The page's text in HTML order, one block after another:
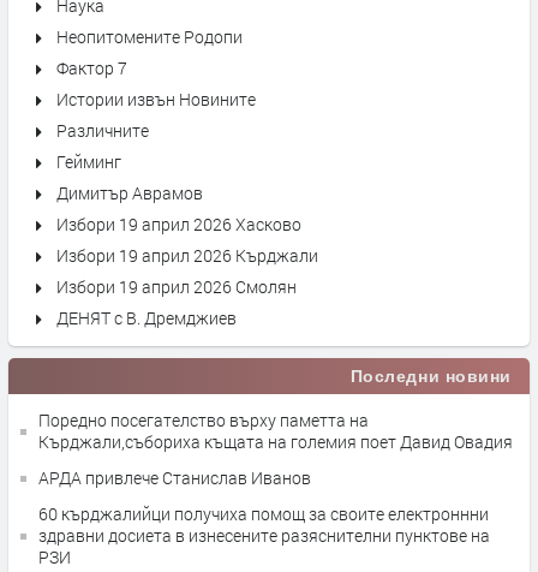
Наука
Неопитомените Родопи
Фактор 7
Истории извън Новините
Различните
Гейминг
Димитър Аврамов
Избори 19 април 2026 Хасково
Избори 19 април 2026 Кърджали
Избори 19 април 2026 Смолян
ДЕНЯТ с В. Дремджиев
Последни новини
Поредно посегателство върху паметта на
Кърджали,събориха къщата на големия поет Давид Овадия
АРДА привлече Станислав Иванов
60 кърджалийци получиха помощ за своите електроннни
здравни досиета в изнесените разяснителни пунктове на
РЗИ